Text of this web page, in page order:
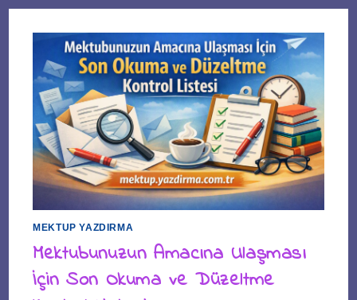
MEKTUP YAZDIRMA
Mektubunuzun Amacına Ulaşması
İçin Son Okuma ve Düzeltme